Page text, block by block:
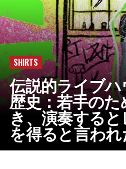
SHIRTS
伝説的ライブ
歴史：若手の
き、演奏する
を得ると言わ